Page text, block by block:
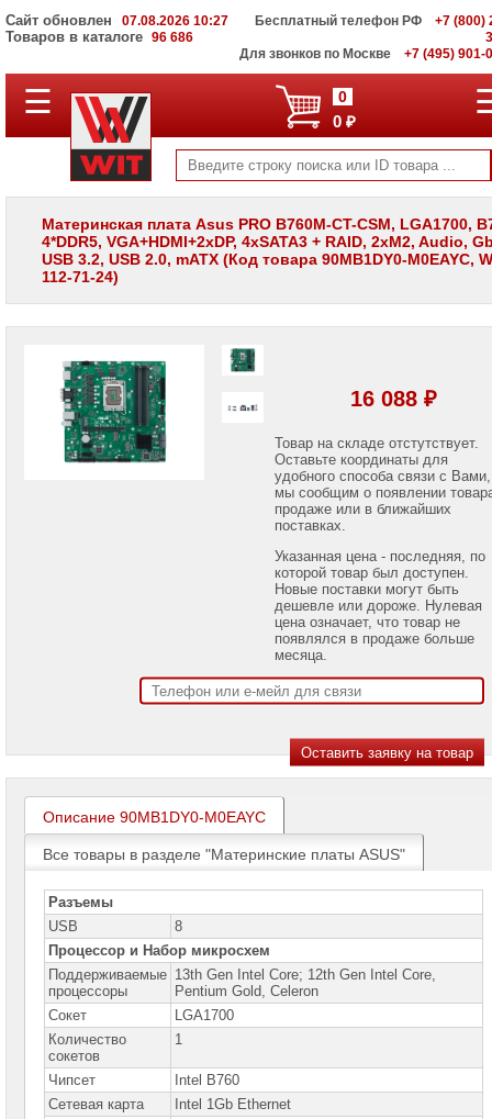
Сайт обновлен 07.08.2026 10:27
Товаров в каталоге 96 686
Бесплатный телефон РФ
+7 (800)
Для звонков по Москве
+7 (495) 901-
ПОЛНЫЙ
КАТАЛОГ
Корпоративные
серверы
WIT
Системы
хранения
данных
LCD
панели
Проекторы
Принтеры
Name
Пассивное
сетевое
оборудование
Активное
сетевое
оборудование
СХД
системы
хранения
данных
☰ 0
0 ₽
Материнская плата Asus PRO B760M-CT-CSM, LGA1700,
4*DDR5, VGA+HDMI+2xDP, 4xSATA3 + RAID, 2xM2, Audio,
USB 3.2, USB 2.0, mATX (Код товара 90MB1DY0-M0EAYC,
112-71-24)
16 088 ₽
Товар на складе отстутствует.
Оставьте координаты для
удобного способа связи с Вами,
мы сообщим о появлении
продаже или в ближайших
поставках.
Указанная цена - последняя, по
которой товар был доступен.
Новые поставки могут быть
дешевле или дороже. Нулевая
цена означает, что товар не
появлялся в продаже больше
месяца.
Описание 90MB1DY0-M0EAYC
Все товары в разделе "Материнские платы ASUS"
Разъемы
USB
8
Процессор и Набор микросхем
Поддерживаемые
процессоры
13th Gen Intel Core; 12th Gen Intel Core,
Pentium Gold, Celeron
Сокет
LGA1700
Количество
сокетов
1
Чипсет
Intel B760
Cетевая карта
Intel 1Gb Ethernet